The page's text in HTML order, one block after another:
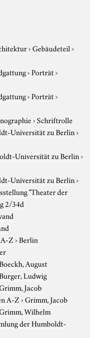
›Gebäudeteil›
›Porträt›
›Porträt›
›Schriftrolle
Universität zu Berlin›
Universität zu Berlin›
Universität zu Berlin›
"Theater der
2/34d
Z›Berlin
August
Ludwig
Jacob
A-Z›Grimm, Jacob
Wilhelm
der Humboldt-